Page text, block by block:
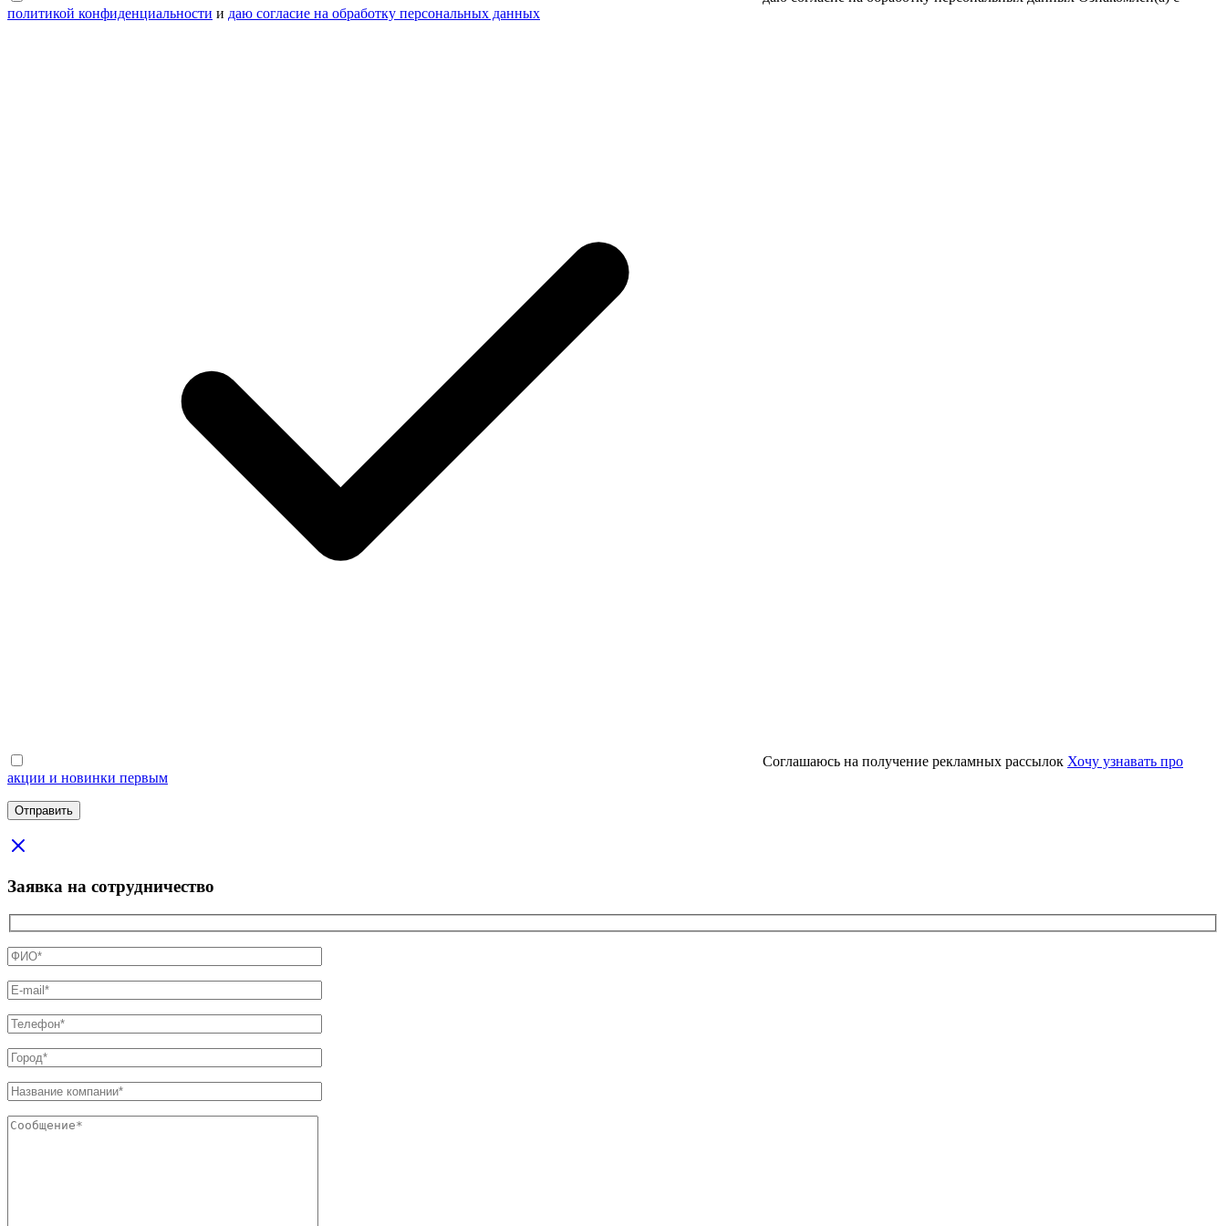
политикой конфиденциальности и даю согласие на обработку персональных данных
Соглашаюсь на получение рекламных рассылок Хочу узнавать про
акции и новинки первым
Заявка на сотрудничество